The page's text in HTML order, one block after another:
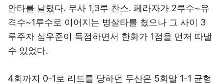
안타를 날렸다. 무사 1,3루 찬스. 페라자가 2루수~유
격수~1루수로 이어지는 병살타를 쳤으나 그 사이 3
루주자 심우준이 득점하면서 한화가 1점을 먼저 따낼
수 있었다.
4회까지 0-1로 리드를 당하던 두산은 5회말 1-1 균형